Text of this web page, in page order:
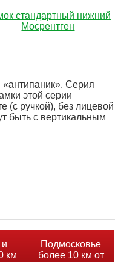
стандартный нижний
Мосрентген
Серия
этой серии
(с ручкой), без лицевой
быть с вертикальным
км
Подмосковье
более 10 км от